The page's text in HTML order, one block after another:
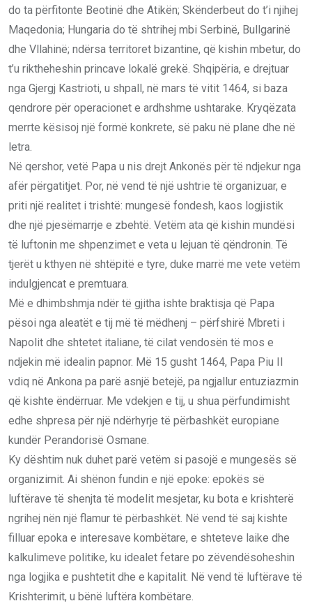
do ta përfitonte Beotinë dhe Atikën; Skënderbeut do t’i njihej
Maqedonia; Hungaria do të shtrihej mbi Serbinë, Bullgarinë
dhe Vllahinë; ndërsa territoret bizantine, që kishin mbetur, do
t’u riktheheshin princave lokalë grekë. Shqipëria, e drejtuar
nga Gjergj Kastrioti, u shpall, në mars të vitit 1464, si baza
qendrore për operacionet e ardhshme ushtarake. Kryqëzata
merrte kësisoj një formë konkrete, së paku në plane dhe në
letra.
Në qershor, vetë Papa u nis drejt Ankonës për të ndjekur nga
afër përgatitjet. Por, në vend të një ushtrie të organizuar, e
priti një realitet i trishtë: mungesë fondesh, kaos logjistik
dhe një pjesëmarrje e zbehtë. Vetëm ata që kishin mundësi
të luftonin me shpenzimet e veta u lejuan të qëndronin. Të
tjerët u kthyen në shtëpitë e tyre, duke marrë me vete vetëm
indulgjencat e premtuara.
Më e dhimbshmja ndër të gjitha ishte braktisja që Papa
pësoi nga aleatët e tij më të mëdhenj – përfshirë Mbreti i
Napolit dhe shtetet italiane, të cilat vendosën të mos e
ndjekin më idealin papnor. Më 15 gusht 1464, Papa Piu II
vdiq në Ankona pa parë asnjë betejë, pa ngjallur entuziazmin
që kishte ëndërruar. Me vdekjen e tij, u shua përfundimisht
edhe shpresa për një ndërhyrje të përbashkët europiane
kundër Perandorisë Osmane.
Ky dështim nuk duhet parë vetëm si pasojë e mungesës së
organizimit. Ai shënon fundin e një epoke: epokës së
luftërave të shenjta të modelit mesjetar, ku bota e krishterë
ngrihej nën një flamur të përbashkët. Në vend të saj kishte
filluar epoka e interesave kombëtare, e shteteve laike dhe
kalkulimeve politike, ku idealet fetare po zëvendësoheshin
nga logjika e pushtetit dhe e kapitalit. Në vend të luftërave të
Krishterimit, u bënë luftëra kombëtare.